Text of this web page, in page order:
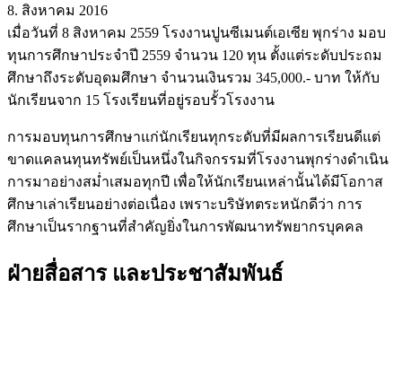
8. สิงหาคม 2016
เมื่อวันที่ 8 สิงหาคม 2559 โรงงานปูนซีเมนต์เอเซีย พุกร่าง มอบ
ทุนการศึกษาประจำปี 2559 จำนวน 120 ทุน ตั้งแต่ระดับประถม
ศึกษาถึงระดับอุดมศึกษา จำนวนเงินรวม 345,000.- บาท ให้กับ
นักเรียนจาก 15 โรงเรียนที่อยู่รอบรั้วโรงงาน
การมอบทุนการศึกษาแก่นักเรียนทุกระดับที่มีผลการเรียนดีแต่
ขาดแคลนทุนทรัพย์เป็นหนึ่งในกิจกรรมที่โรงงานพุกร่างดำเนิน
การมาอย่างสม่ำเสมอทุกปี เพื่อให้นักเรียนเหล่านั้นได้มีโอกาส
ศึกษาเล่าเรียนอย่างต่อเนื่อง เพราะบริษัทตระหนักดีว่า การ
ศึกษาเป็นรากฐานที่สำคัญยิ่งในการพัฒนาทรัพยากรบุคคล
ฝ่ายสื่อสาร และประชาสัมพันธ์